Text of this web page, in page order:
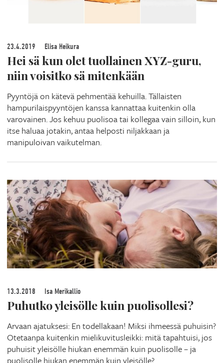
23.4.2019 Elisa Heikura
Hei sä kun olet tuollainen XYZ-guru,
niin voisitko sä mitenkään
Pyyntöjä on kätevä pehmentää kehuilla. Tällaisten
hampurilaispyyntöjen kanssa kannattaa kuitenkin olla
varovainen. Jos kehuu puolisoa tai kollegaa vain silloin, kun
itse haluaa jotakin, antaa helposti niljakkaan ja
manipuloivan vaikutelman.
13.3.2018 Isa Merikallio
Puhutko yleisölle kuin puolisollesi?
Arvaan ajatuksesi: En todellakaan! Miksi ihmeessä puhuisin?
Otetaanpa kuitenkin mielikuvitusleikki: mitä tapahtuisi, jos
puhuisit yleisölle hiukan enemmän kuin puolisolle – ja
puolisolle hiukan enemmän kuin yleisölle?